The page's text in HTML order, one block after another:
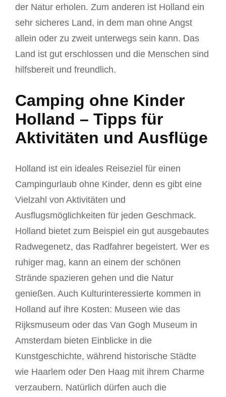
der Natur erholen. Zum anderen ist Holland ein
sehr sicheres Land, in dem man ohne Angst
allein oder zu zweit unterwegs sein kann. Das
Land ist gut erschlossen und die Menschen sind
hilfsbereit und freundlich.
Camping ohne Kinder
Holland – Tipps für
Aktivitäten und Ausflüge
Holland ist ein ideales Reiseziel für einen
Campingurlaub ohne Kinder, denn es gibt eine
Vielzahl von Aktivitäten und
Ausflugsmöglichkeiten für jeden Geschmack.
Holland bietet zum Beispiel ein gut ausgebautes
Radwegenetz, das Radfahrer begeistert. Wer es
ruhiger mag, kann an einem der schönen
Strände spazieren gehen und die Natur
genießen. Auch Kulturinteressierte kommen in
Holland auf ihre Kosten: Museen wie das
Rijksmuseum oder das Van Gogh Museum in
Amsterdam bieten Einblicke in die
Kunstgeschichte, während historische Städte
wie Haarlem oder Den Haag mit ihrem Charme
verzaubern. Natürlich dürfen auch die